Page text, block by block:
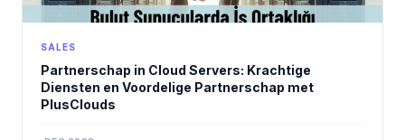
SALES
Partnerschap in Cloud Servers: Krachtige
Diensten en Voordelige Partnerschap met
PlusClouds